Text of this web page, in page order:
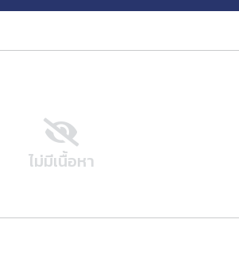
ไม่มีเนื้อหา